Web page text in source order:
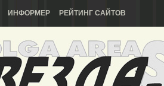
ИНФОРМЕР РЕЙТИНГ САЙТОВ